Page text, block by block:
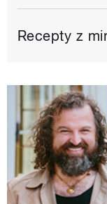
Recepty z